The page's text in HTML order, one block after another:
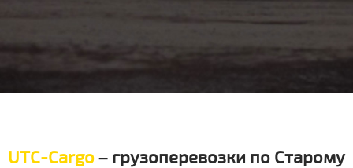
UTC-Cargo– грузоперевозки по Старому